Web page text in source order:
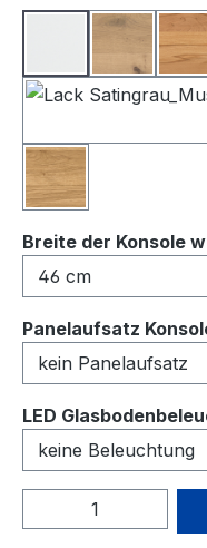
Wildeiche
Breite der Konsole
Panelaufsatz
LED
Produkt